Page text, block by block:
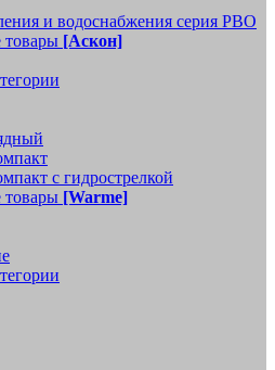
и водоснабжения серия РВО
товары [Аскон]
с гидрострелкой
товары [Warme]